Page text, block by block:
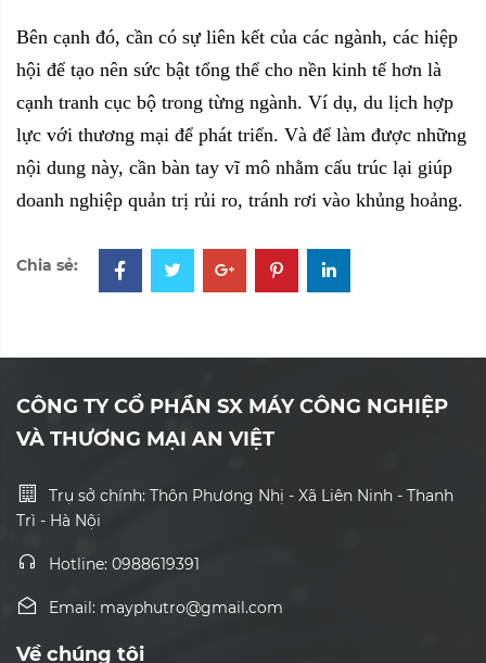
Bên cạnh đó, cần có sự liên kết của các ngành, các hiệp
hội để tạo nên sức bật tổng thể cho nền kinh tế hơn là
cạnh tranh cục bộ trong từng ngành. Ví dụ, du lịch hợp
lực với thương mại để phát triển. Và để làm được những
nội dung này, cần bàn tay vĩ mô nhằm cấu trúc lại giúp
doanh nghiệp quản trị rủi ro, tránh rơi vào khủng hoảng.
Chia sẻ:
CÔNG TY CỔ PHẦN SX MÁY CÔNG NGHIỆP
VÀ THƯƠNG MẠI AN VIỆT
Trụ sở chính: Thôn Phương Nhị - Xã Liên Ninh - Thanh
Trì - Hà Nội
Hotline: 0988619391
Email: mayphutro@gmail.com
Về chúng tôi